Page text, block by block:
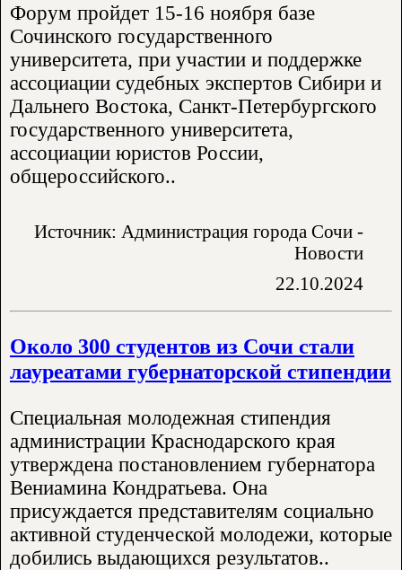
Форум пройдет 15-16 ноября базе
Сочинского государственного
университета, при участии и поддержке
ассоциации судебных экспертов Сибири и
Дальнего Востока, Санкт-Петербургского
государственного университета,
ассоциации юристов России,
общероссийского..
Источник: Администрация города Сочи -
Новости
22.10.2024
Около 300 студентов из Сочи стали
лауреатами губернаторской стипендии
Специальная молодежная стипендия
администрации Краснодарского края
утверждена постановлением губернатора
Вениамина Кондратьева. Она
присуждается представителям социально
активной студенческой молодежи, которые
добились выдающихся результатов..